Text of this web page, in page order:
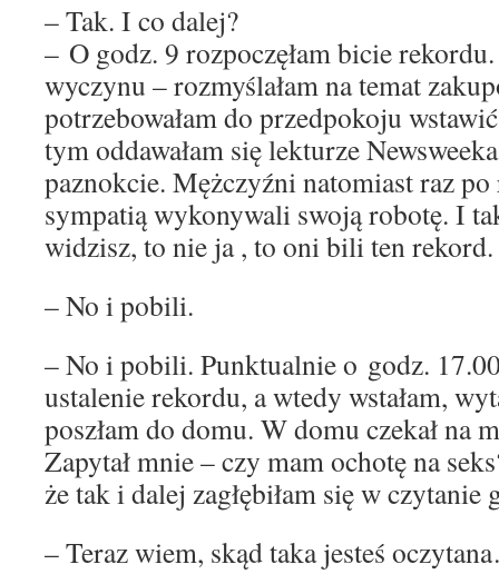
– Tak. I co dalej?
– O godz. 9 rozpoczęłam bicie
wyczynu – rozmyślałam na temat
potrzebowałam do przedpokoju
tym oddawałam się lekturze
paznokcie. Mężczyźni natomiast raz
sympatią wykonywali swoją robotę. I
widzisz, to nie ja , to oni bili ten rekord.
– No i pobili.
– No i pobili. Punktualnie o godz. 17.00
ustalenie rekordu, a wtedy wstałam,
poszłam do domu. W domu czekał na
Zapytał mnie – czy mam ochotę na
że tak i dalej zagłębiłam się w
– Teraz wiem, skąd taka jesteś